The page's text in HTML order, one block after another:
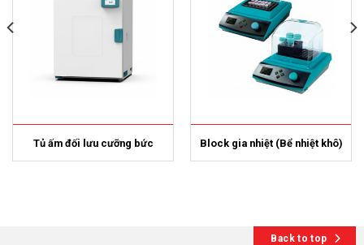
Tủ ấm đối lưu cưỡng bức Block gia nhiệt (Bể nhiệt khô)
Back to top